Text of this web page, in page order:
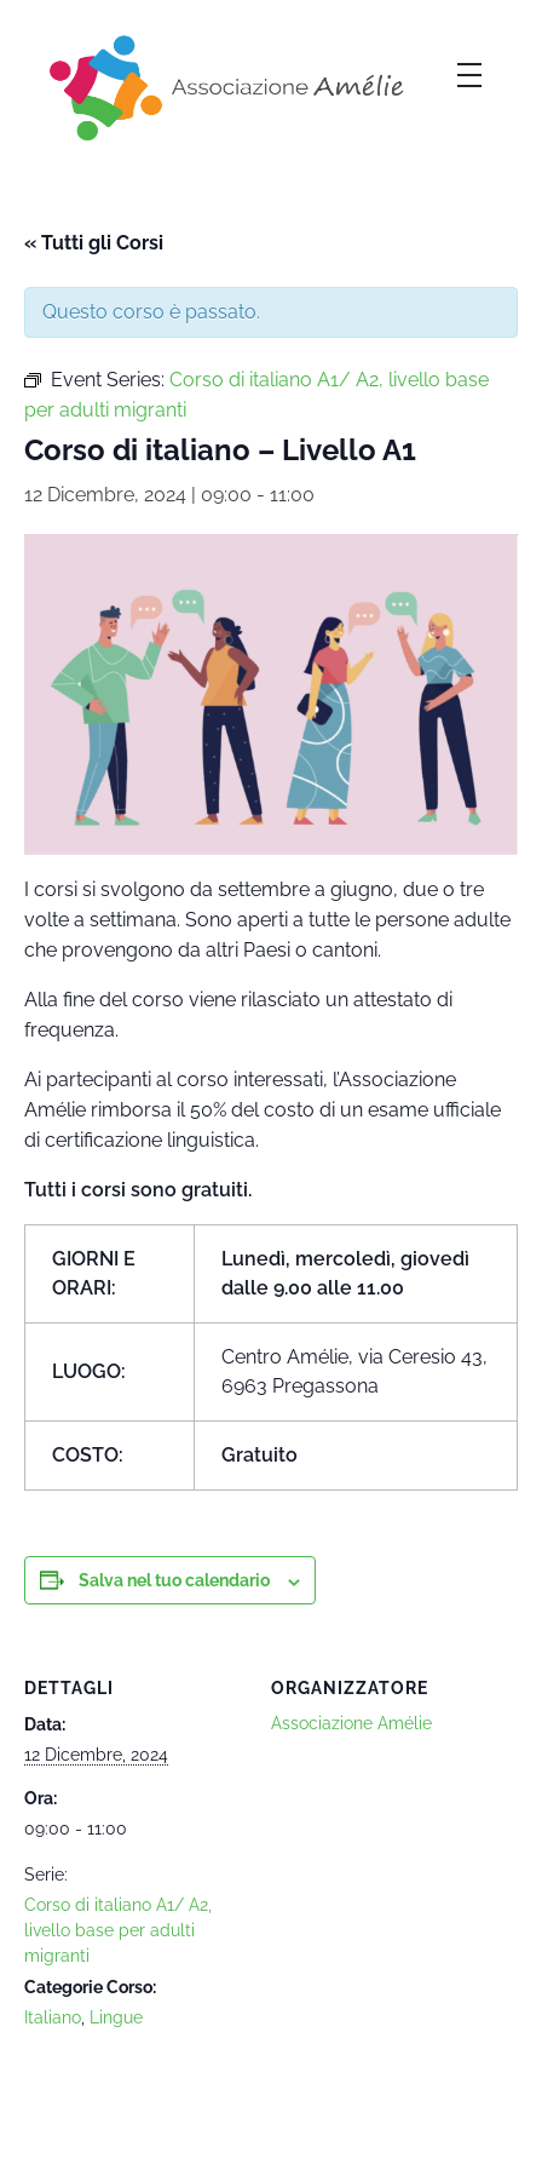
« Tutti gli Corsi
Questo corso è passato.
Event Series: Corso di italiano A1/ A2, livello base
per adulti migranti
Corso di italiano – Livello A1
12 Dicembre, 2024 | 09:00 - 11:00
I corsi si svolgono da settembre a giugno, due o tre
volte a settimana. Sono aperti a tutte le persone adulte
che provengono da altri Paesi o cantoni.
Alla fine del corso viene rilasciato un attestato di
frequenza.
Ai partecipanti al corso interessati, l’Associazione
Amélie rimborsa il 50% del costo di un esame ufficiale
di certificazione linguistica.
Tutti i corsi sono gratuiti.
GIORNI E
ORARI:
Lunedì, mercoledì, giovedì
dalle 9.00 alle 11.00
LUOGO:
Centro Amélie, via Ceresio 43,
6963 Pregassona
COSTO: Gratuito
Salva nel tuo calendario
DETTAGLI
Data:
12 Dicembre, 2024
Ora:
09:00 - 11:00
Serie:
Corso di italiano A1/ A2,
livello base per adulti
migranti
Categorie Corso:
Italiano
Lingue
ORGANIZZATORE
Associazione Amélie